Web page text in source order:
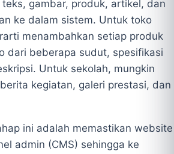
gambar, produk, artikel, dan
ke dalam sistem. Untuk toko
menambahkan setiap produk
dari beberapa sudut, spesifikasi
Untuk sekolah, mungkin
kegiatan, galeri prestasi, dan
ini adalah memastikan website
admin (CMS) sehingga ke